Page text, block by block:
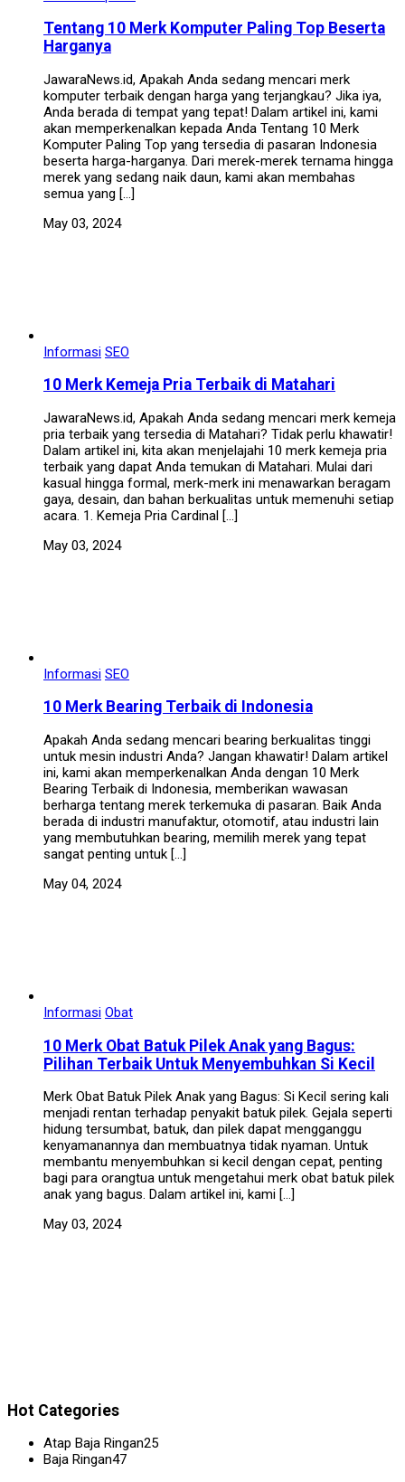
Tentang 10 Merk Komputer Paling Top Beserta
Harganya
JawaraNews.id, Apakah Anda sedang mencari merk
komputer terbaik dengan harga yang terjangkau? Jika iya,
Anda berada di tempat yang tepat! Dalam artikel ini, kami
akan memperkenalkan kepada Anda Tentang 10 Merk
Komputer Paling Top yang tersedia di pasaran Indonesia
beserta harga-harganya. Dari merek-merek ternama hingga
merek yang sedang naik daun, kami akan membahas
semua yang […]
May 03, 2024
Informasi SEO
10 Merk Kemeja Pria Terbaik di Matahari
JawaraNews.id, Apakah Anda sedang mencari merk kemeja
pria terbaik yang tersedia di Matahari? Tidak perlu khawatir!
Dalam artikel ini, kita akan menjelajahi 10 merk kemeja pria
terbaik yang dapat Anda temukan di Matahari. Mulai dari
kasual hingga formal, merk-merk ini menawarkan beragam
gaya, desain, dan bahan berkualitas untuk memenuhi setiap
acara. 1. Kemeja Pria Cardinal […]
May 03, 2024
Informasi SEO
10 Merk Bearing Terbaik di Indonesia
Apakah Anda sedang mencari bearing berkualitas tinggi
untuk mesin industri Anda? Jangan khawatir! Dalam artikel
ini, kami akan memperkenalkan Anda dengan 10 Merk
Bearing Terbaik di Indonesia, memberikan wawasan
berharga tentang merek terkemuka di pasaran. Baik Anda
berada di industri manufaktur, otomotif, atau industri lain
yang membutuhkan bearing, memilih merek yang tepat
sangat penting untuk […]
May 04, 2024
Informasi Obat
10 Merk Obat Batuk Pilek Anak yang Bagus:
Pilihan Terbaik Untuk Menyembuhkan Si Kecil
Merk Obat Batuk Pilek Anak yang Bagus: Si Kecil sering kali
menjadi rentan terhadap penyakit batuk pilek. Gejala seperti
hidung tersumbat, batuk, dan pilek dapat mengganggu
kenyamanannya dan membuatnya tidak nyaman. Untuk
membantu menyembuhkan si kecil dengan cepat, penting
bagi para orangtua untuk mengetahui merk obat batuk pilek
anak yang bagus. Dalam artikel ini, kami […]
May 03, 2024
Hot Categories
Atap Baja Ringan25
Baja Ringan47